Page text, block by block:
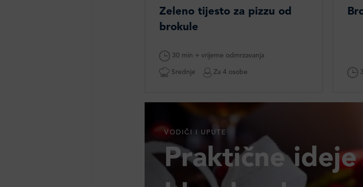
Zeleno tijesto za pizzu od
brokule
30 min + vrijeme odmrzavanja
Srednje Za 4 osobe
VODIČI I UPUTE
Praktične ideje